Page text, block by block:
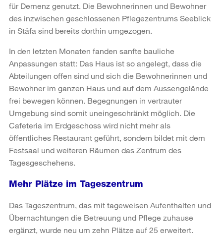
für Demenz genutzt. Die Bewohnerinnen und Bewohner
des inzwischen geschlossenen Pflegezentrums Seeblick
in Stäfa sind bereits dorthin umgezogen.
In den letzten Monaten fanden sanfte bauliche
Anpassungen statt: Das Haus ist so angelegt, dass die
Abteilungen offen sind und sich die Bewohnerinnen und
Bewohner im ganzen Haus und auf dem Aussengelände
frei bewegen können. Begegnungen in vertrauter
Umgebung sind somit uneingeschränkt möglich. Die
Cafeteria im Erdgeschoss wird nicht mehr als
öffentliches Restaurant geführt, sondern bildet mit dem
Festsaal und weiteren Räumen das Zentrum des
Tagesgeschehens.
Mehr Plätze im Tageszentrum
Das Tageszentrum, das mit tageweisen Aufenthalten und
Übernachtungen die Betreuung und Pflege zuhause
ergänzt, wurde neu um zehn Plätze auf 25 erweitert.